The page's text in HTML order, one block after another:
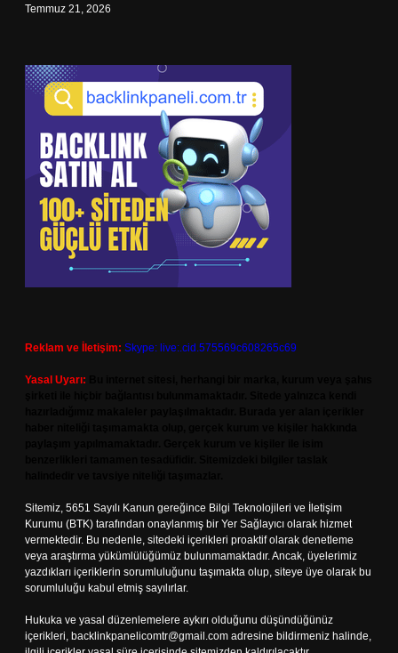
Temmuz 21, 2026
Reklam ve İletişim: Skype: live:.cid.575569c608265c69
Yasal Uyarı:
Sitemiz, 5651 Sayılı Kanun gereğince Bilgi Teknolojileri ve İletişim
Kurumu (BTK) tarafından onaylanmış bir Yer Sağlayıcı olarak hizmet
vermektedir. Bu nedenle, sitedeki içerikleri proaktif olarak denetleme
veya araştırma yükümlülüğümüz bulunmamaktadır. Ancak, üyelerimiz
yazdıkları içeriklerin sorumluluğunu taşımakta olup, siteye üye olarak bu
sorumluluğu kabul etmiş sayılırlar.
Hukuka ve yasal düzenlemelere aykırı olduğunu düşündüğünüz
içerikleri, backlinkpanelicomtr@gmail.com adresine bildirmeniz halinde,